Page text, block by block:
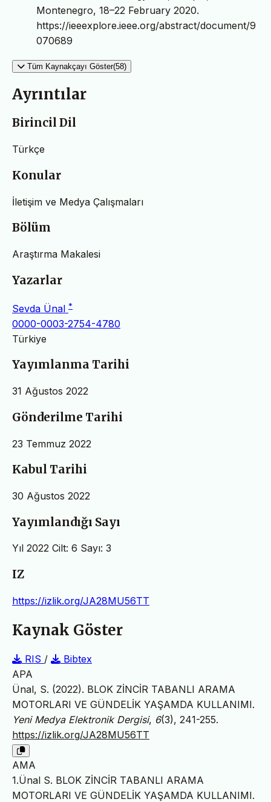
Montenegro, 18–22 February 2020.
https://ieeexplore.ieee.org/abstract/document/9
070689
Tüm Kaynakçayı Göster(58)
Ayrıntılar
Birincil Dil
Türkçe
Konular
İletişim ve Medya Çalışmaları
Bölüm
Araştırma Makalesi
Yazarlar
Sevda Ünal *
0000-0003-2754-4780
Türkiye
Yayımlanma Tarihi
31 Ağustos 2022
Gönderilme Tarihi
23 Temmuz 2022
Kabul Tarihi
30 Ağustos 2022
Yayımlandığı Sayı
Yıl 2022 Cilt: 6 Sayı: 3
IZ
https://izlik.org/JA28MU56TT
Kaynak Göster
RIS /
Bibtex
APA
Ünal, S. (2022). BLOK ZİNCİR TABANLI ARAMA
MOTORLARI VE GÜNDELİK YAŞAMDA KULLANIMI.
Yeni Medya Elektronik Dergisi, 6(3), 241-255.
https://izlik.org/JA28MU56TT
AMA
1.Ünal S. BLOK ZİNCİR TABANLI ARAMA
MOTORLARI VE GÜNDELİK YAŞAMDA KULLANIMI.